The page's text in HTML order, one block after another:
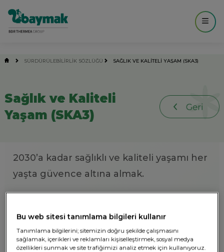
SÜRDÜRÜLEBİLİRLİK SÖZLÜĞÜ SAĞLIK VE KALITELI YAŞAM (SKA3)
Sağlık ve Kaliteli
Yaşam (SKA3)
2030’a kadar sağlıklı ve kaliteli yaşamı her
yaşta güvence altına almak.
doğum günlerini kutlayamadan hayatını
yitirdi.
Bu web sitesi tanımlama bilgileri kullanır
Tanımlama bilgilerini; sitemizin doğru şekilde çalışmasını
sağlamak, içerikleri ve reklamları kişiselleştirmek, sosyal medya
özellikleri sunmak ve site trafiğimizi analiz etmek için kullanıyoruz.